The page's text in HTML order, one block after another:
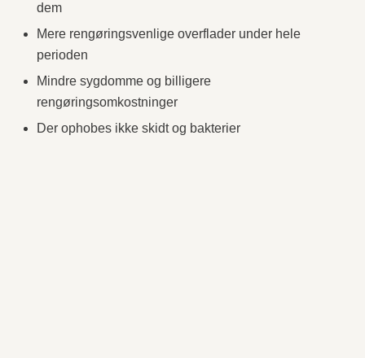
dem
Mere rengøringsvenlige overflader under hele
perioden
Mindre sygdomme og billigere
rengøringsomkostninger
Der ophobes ikke skidt og bakterier